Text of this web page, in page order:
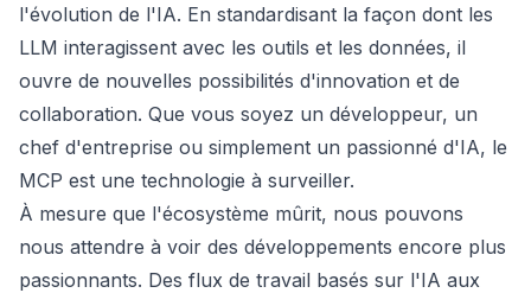
l'évolution de l'IA. En standardisant la façon dont les
LLM interagissent avec les outils et les données, il
ouvre de nouvelles possibilités d'innovation et de
collaboration. Que vous soyez un développeur, un
chef d'entreprise ou simplement un passionné d'IA, le
MCP est une technologie à surveiller.
À mesure que l'écosystème mûrit, nous pouvons
nous attendre à voir des développements encore plus
passionnants. Des flux de travail basés sur l'IA aux